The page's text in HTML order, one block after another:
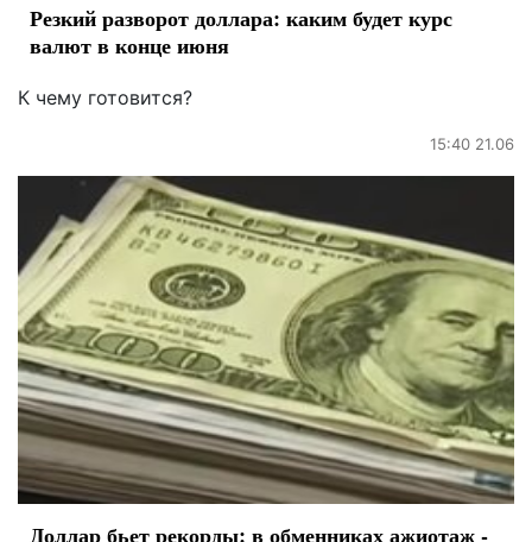
Резкий разворот доллара: каким будет курс
валют в конце июня
К чему готовится?
15:40 21.06
Доллар бьет рекорды: в обменниках ажиотаж -